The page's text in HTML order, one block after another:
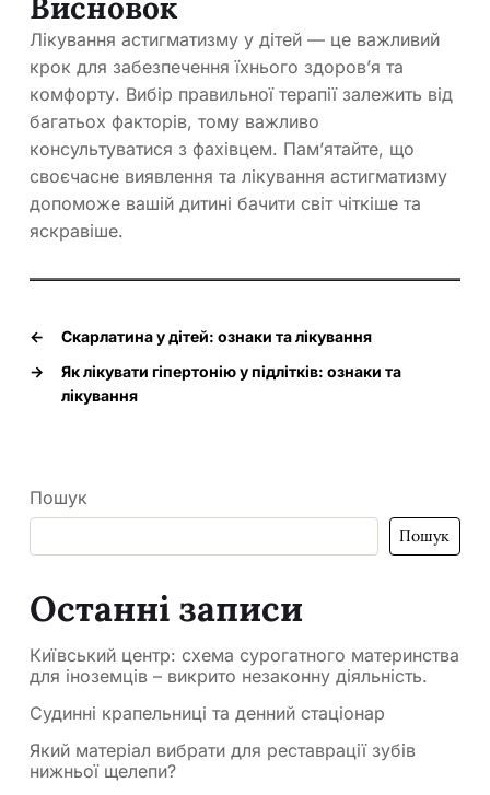
Висновок
Лікування астигматизму у дітей — це важливий
крок для забезпечення їхнього здоров’я та
комфорту. Вибір правильної терапії залежить від
багатьох факторів, тому важливо
консультуватися з фахівцем. Пам’ятайте, що
своєчасне виявлення та лікування астигматизму
допоможе вашій дитині бачити світ чіткіше та
яскравіше.
←
Скарлатина у дітей: ознаки та лікування
→
Як лікувати гіпертонію у підлітків: ознаки та
лікування
Пошук
Пошук
Останні записи
Київський центр: схема сурогатного материнства
для іноземців – викрито незаконну діяльність.
Судинні крапельниці та денний стаціонар
Який матеріал вибрати для реставрації зубів
нижньої щелепи?